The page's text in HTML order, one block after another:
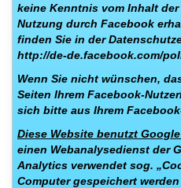
keine Kenntnis vom Inhalt
Nutzung durch Facebook
finden Sie in der
http://de-de.facebook.com/
Wenn Sie nicht wünschen,
Seiten Ihrem Facebook-
sich bitte aus Ihrem
Diese Website benutzt
einen Webanalysedienst der
Analytics verwendet sog.
Computer gespeichert